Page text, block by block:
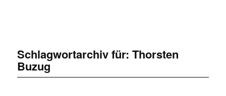
Schlagwortarchiv für: Thorsten
Buzug